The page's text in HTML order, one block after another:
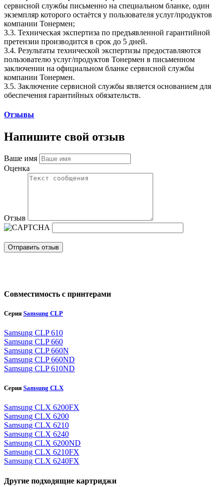
сервисной службы письменно на специальном бланке, один
экземпляр которого остаётся у пользователя услуг/продуктов
компании Тонермен;
3.3. Техническая экспертиза по предъявленной гарантийной
претензии производится в срок до 5 дней.
3.4. Результаты технической экспертизы предоставляются
пользователю услуг/продуктов Тонермен в письменном
заключении на официальном бланке сервисной службы
компании Тонермен.
3.5. Заключение сервисной службы является основанием для
обеспечения гарантийных обязательств.
Отзывы
Напишите свой отзыв
Ваше имя
Оценка
Отзыв
Отправить отзыв
Совместимость с принтерами
Серия Samsung CLP
Samsung CLP 610
Samsung CLP 660
Samsung CLP 660N
Samsung CLP 660ND
Samsung CLP 610ND
Серия Samsung CLX
Samsung CLX 6200FX
Samsung CLX 6200
Samsung CLX 6210
Samsung CLX 6240
Samsung CLX 6200ND
Samsung CLX 6210FX
Samsung CLX 6240FX
Другие подходящие картриджи